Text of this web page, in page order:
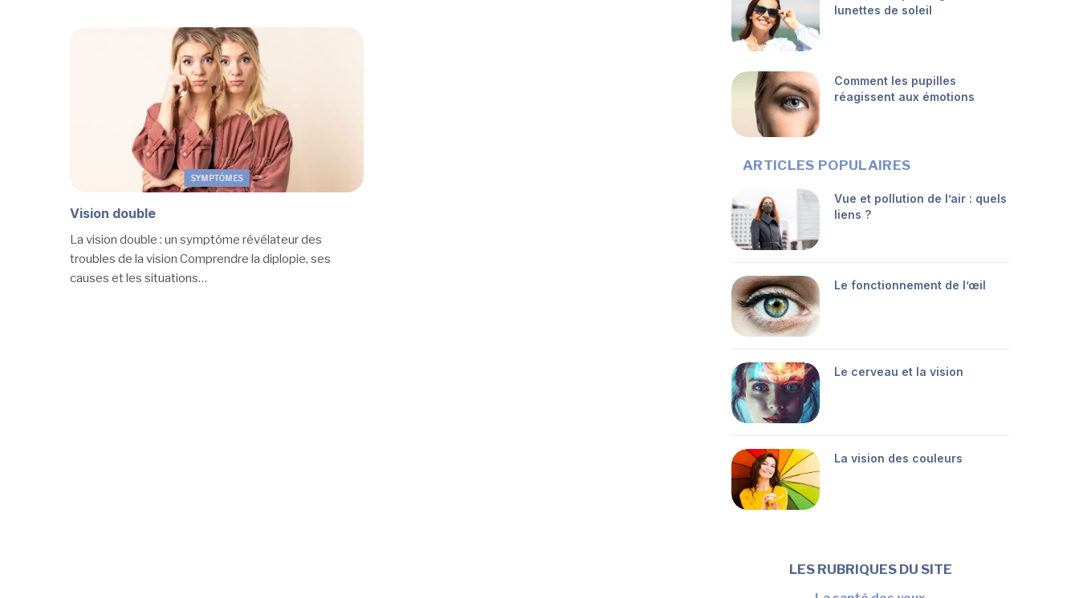
SYMPTÔMES
Vision double
La vision double : un symptôme révélateur des
troubles de la vision Comprendre la diplopie, ses
causes et les situations…
lunettes de soleil
Comment les pupilles
réagissent aux émotions
ARTICLES POPULAIRES
Vue et pollution de l’air : quels
liens ?
Le fonctionnement de l’œil
Le cerveau et la vision
La vision des couleurs
LES RUBRIQUES DU SITE